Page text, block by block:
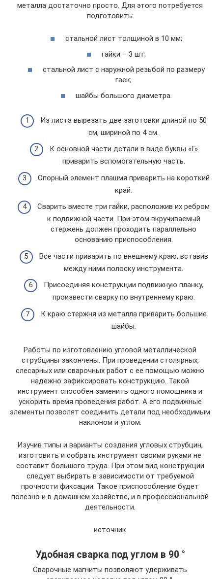
металла достаточно просто. Для этого потребуется
подготовить:
стальной лист толщиной в 10 мм;
гайки – 3 шт;
стальной лист с наружной резьбой по размеру
гаек;
шайбы большого диаметра.
Из листа вырезать две заготовки длиной по 50
см, шириной по 4 см.
К основной части детали в виде буквы «Г»
приварить вспомогательную часть.
Опорный элемент плашмя приварить на короткий
край.
Сварить вместе три гайки, расположив их ребром
к подвижной части. При этом вкручиваемый
стержень должен проходить параллельно
основанию приспособления.
Все части приварить по внешнему краю, вставив
между ними полоску инструмента.
Присоединяя конструкции подвижную планку,
произвести сварку по внутреннему краю.
К краю стержня из металла приварить большие
шайбы.
Работы по изготовлению угловой металлической
струбцины закончены. При проведении столярных,
слесарных или сварочных работ с ее помощью можно
надежно зафиксировать конструкцию. Такой
инструмент способен заменить одного помощника и
ускорить время проведения работ. А его подвижные
элементы позволят соединить детали под необходимым
наклоном и углом.
Изучив типы и варианты создания угловых струбцин,
изготовить и собрать инструмент своими руками не
составит большого труда. При этом вид конструкции
следует выбирать в зависимости от требуемой
прочности фиксации. Такое приспособление будет
полезно и в домашнем хозяйстве, и в профессиональной
деятельности.
источник
Удобная сварка под углом в 90 °
Сварочные магниты позволяют удерживать